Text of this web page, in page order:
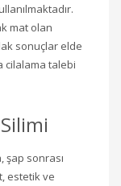
mat olan
sonuçlar elde
cilalama talebi
şap sonrası
estetik ve